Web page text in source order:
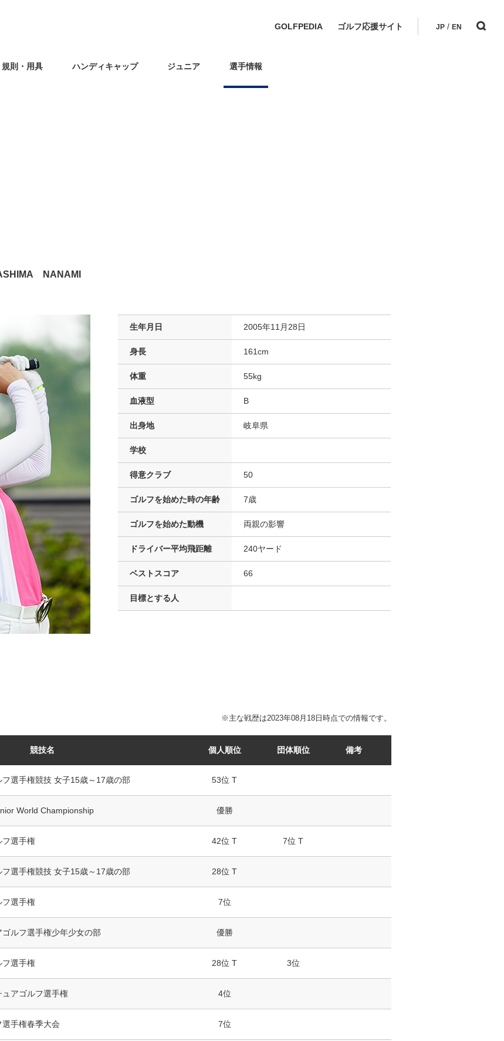
GOLFPEDIA ゴルフ応援サイト JP / EN
規則・用具 ハンディキャップ ジュニア 選手情報
NANAMI
生年月日 2005年11月28日
身長 161cm
体重 55kg
血液型 B
出身地 岐阜県
学校
得意クラブ 50
ゴルフを始めた時の年齢 7歳
ゴルフを始めた動機 両親の影響
ドライバー平均飛距離 240ヤード
ベストスコア 66
目標とする人
※主な戦歴は2023年08月18日時点での情報です。
競技名 個人順位 団体順位 備考
フ選手権競技 女子15歳～17歳の部 53位 T
World Championship 優勝
フ選手権 42位 T 7位 T
フ選手権競技 女子15歳～17歳の部 28位 T
フ選手権 7位
ルフ選手権少年少女の部 優勝
フ選手権 28位 T 3位
アゴルフ選手権 4位
手権春季大会 7位